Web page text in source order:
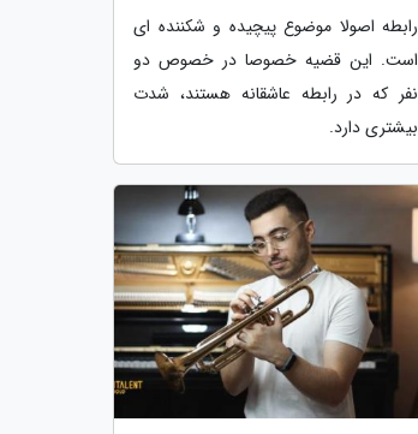
رابطه اصولا موضوع پیچیده و شکننده ای
است. این قضیه خصوصا در خصوص دو
نفر که در رابطه عاشقانه هستند، شدت
بیشتری دارد.